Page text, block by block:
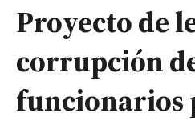
Proyecto de
corrupción
funcionarios